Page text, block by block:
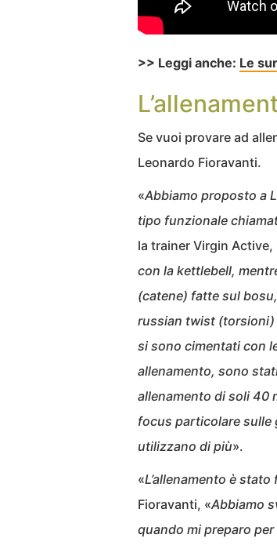
>> Leggi anche: Le
Se vuoi provare ad
Leonardo Fioravanti.
«Abbiamo proposto a
tipo funzionale
la trainer Virgin Active,
con la kettlebell,
(catene) fatte sul
russian twist (torsioni)
si sono cimentati con
allenamento, sono
allenamento di soli 40
focus particolare sulle
utilizzano di più».
«L’allenamento è
Fioravanti, «Abbiamo
quando mi preparo